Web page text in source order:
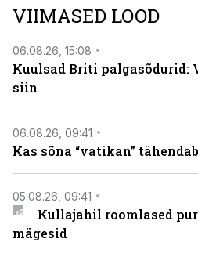
viasathistory.eu/ee
VIIMASED LOOD
06.08.26, 15:08
Kuulsad Briti palgasõdurid:
siin
06.08.26, 09:41
Kas sõna “vatikan”
05.08.26, 09:41
Kullajahil roomlased
mägesid